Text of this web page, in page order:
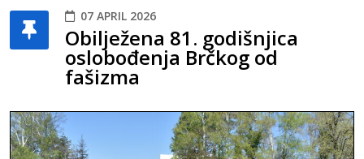
07 APRIL 2026
Obilježena 81. godišnjica
oslobođenja Brčkog od
fašizma